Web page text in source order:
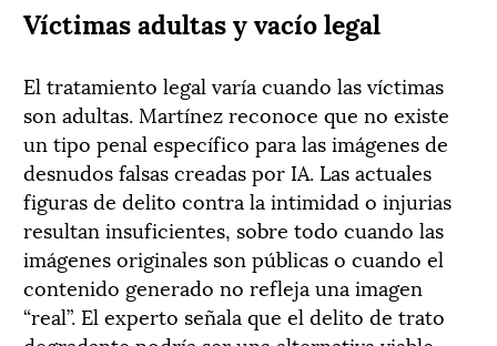
Víctimas adultas y vacío legal
El tratamiento legal varía cuando las víctimas
son adultas. Martínez reconoce que no existe
un tipo penal específico para las imágenes de
desnudos falsas creadas por IA. Las actuales
figuras de delito contra la intimidad o injurias
resultan insuficientes, sobre todo cuando las
imágenes originales son públicas o cuando el
contenido generado no refleja una imagen
“real”. El experto señala que el delito de trato